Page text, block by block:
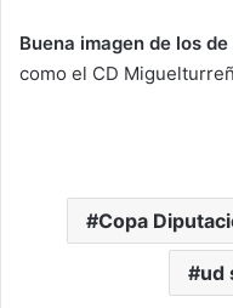
Buena imagen de los
como el CD
Copa
ud